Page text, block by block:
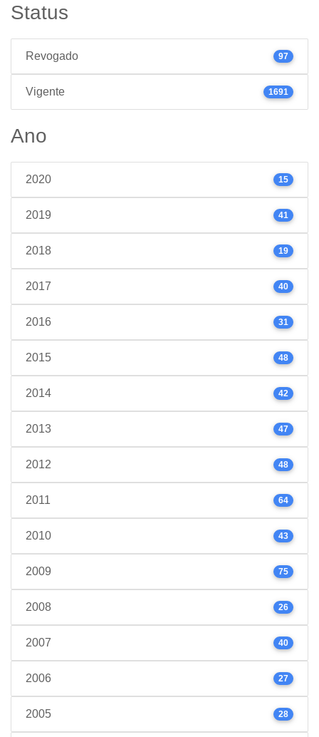
Status
Revogado 97
Vigente 1691
Ano
2020 15
2019 41
2018 19
2017 40
2016 31
2015 48
2014 42
2013 47
2012 48
2011 64
2010 43
2009 75
2008 26
2007 40
2006 27
2005 28